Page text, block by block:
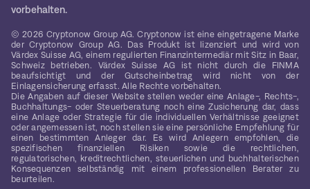
vorbehalten.
© 2026 Cryptonow Group AG. Cryptonow ist eine eingetragene Marke
der Cryptonow Group AG. Das Produkt ist lizenziert und wird von
Värdex Suisse AG, einem regulierten Finanzintermediär mit Sitz in Baar,
Schweiz betrieben. Värdex Suisse AG ist nicht durch die FINMA
beaufsichtigt und der Gutscheinbetrag wird nicht von der
Einlagensicherung erfasst. Alle Rechte vorbehalten.
Die Angaben auf dieser Website stellen weder eine Anlage-, Rechts-,
Buchhaltungs- oder Steuerberatung noch eine Zusicherung dar, dass
eine Anlage oder Strategie für die individuellen Verhältnisse geeignet
oder angemessen ist, noch stellen sie eine persönliche Empfehlung für
einen bestimmten Anleger dar. Es wird Anlegern empfohlen, die
spezifischen finanziellen Risiken sowie die rechtlichen,
regulatorischen, kreditrechtlichen, steuerlichen und buchhalterischen
Konsequenzen selbständig mit einem professionellen Berater zu
beurteilen.